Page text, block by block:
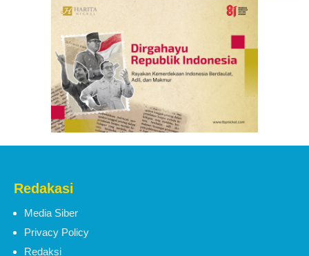
Redakasi
Media Siber
Privacy Policy
Redaksi